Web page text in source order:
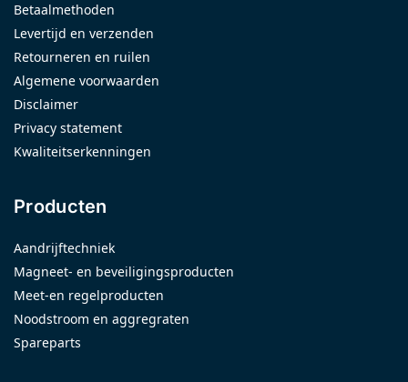
Betaalmethoden
Levertijd en verzenden
Retourneren en ruilen
Algemene voorwaarden
Disclaimer
Privacy statement
Kwaliteitserkenningen
Producten
Aandrijftechniek
Magneet- en beveiligingsproducten
Meet-en regelproducten
Noodstroom en aggregraten
Spareparts